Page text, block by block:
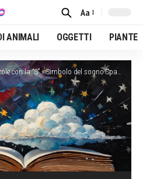
Font
Resizer
Aa
ANIMALI OGGETTI PIANTE
con la “S”»Simbolo del sogno Spalancare